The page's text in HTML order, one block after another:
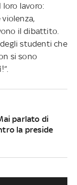
lavoro:
il dibattito.
studenti che
si sono
parlato di
la preside